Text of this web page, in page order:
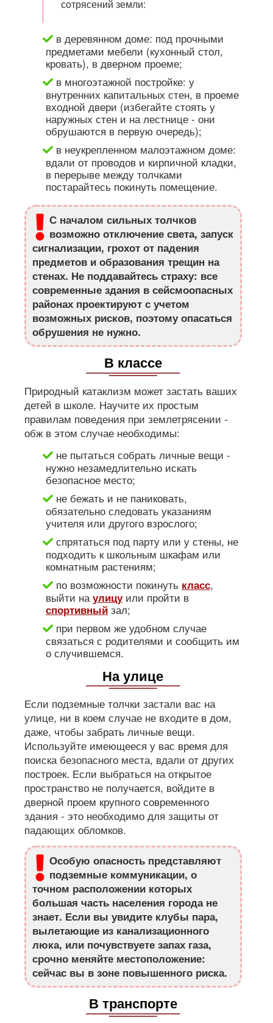
сотрясений земли:
в деревянном доме: под прочными
предметами мебели (кухонный стол,
кровать), в дверном проеме;
в многоэтажной постройке: у
внутренних капитальных стен, в проеме
входной двери (избегайте стоять у
наружных стен и на лестнице - они
обрушаются в первую очередь);
в неукрепленном малоэтажном доме:
вдали от проводов и кирпичной кладки,
в перерыве между толчками
постарайтесь покинуть помещение.
С началом сильных толчков
возможно отключение света, запуск
сигнализации, грохот от падения
предметов и образования трещин на
стенах. Не поддавайтесь страху: все
современные здания в сейсмоопасных
районах проектируют с учетом
возможных рисков, поэтому опасаться
обрушения не нужно.
В классе
Природный катаклизм может застать ваших
детей в школе. Научите их простым
правилам поведения при землетрясении -
обж в этом случае необходимы:
не пытаться собрать личные вещи -
нужно незамедлительно искать
безопасное место;
не бежать и не паниковать,
обязательно следовать указаниям
учителя или другого взрослого;
спрятаться под парту или у стены, не
подходить к школьным шкафам или
комнатным растениям;
по возможности покинуть класс,
выйти на улицуили пройти в
спортивный зал;
при первом же удобном случае
связаться с родителями и сообщить им
о случившемся.
На улице
Если подземные толчки застали вас на
улице, ни в коем случае не входите в дом,
даже, чтобы забрать личные вещи.
Используйте имеющееся у вас время для
поиска безопасного места, вдали от других
построек. Если выбраться на открытое
пространство не получается, войдите в
дверной проем крупного современного
здания - это необходимо для защиты от
падающих обломков.
Особую опасность представляют
подземные коммуникации, о
точном расположении которых
большая часть населения города не
знает. Если вы увидите клубы пара,
вылетающие из канализационного
люка, или почувствуете запах газа,
срочно меняйте местоположение:
сейчас вы в зоне повышенного риска.
В транспорте